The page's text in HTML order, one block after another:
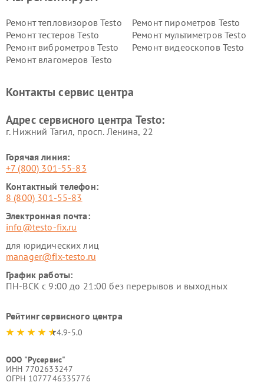
Ремонт тепловизоров Testo
Ремонт пирометров Testo
Ремонт тестеров Testo
Ремонт мультиметров Testo
Ремонт виброметров Testo
Ремонт видеоскопов Testo
Ремонт влагомеров Testo
Контакты сервис центра
Адрес сервисного центра Testo:
г. Нижний Тагил, просп. Ленина, 22
Горячая линия:
+7 (800) 301-55-83
Контактный телефон:
8 (800) 301-55-83
Электронная почта:
info@testo-fix.ru
для юридических лиц
manager@fix-testo.ru
График работы:
ПН-ВСК с 9:00 до 21:00 без перерывов и выходных
Рейтинг сервисного центра
4.9-5.0
ООО "Русервис"
ИНН 7702633247
ОГРН 1077746335776